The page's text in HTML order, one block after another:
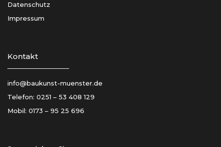
Datenschutz
Impressum
Kontakt
info@baukunst-muenster.de
Telefon: 0251 – 53 408 129
Mobil: 0173 – 95 25 696